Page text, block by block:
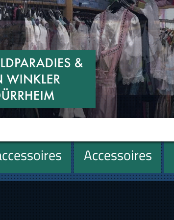
Accessoires